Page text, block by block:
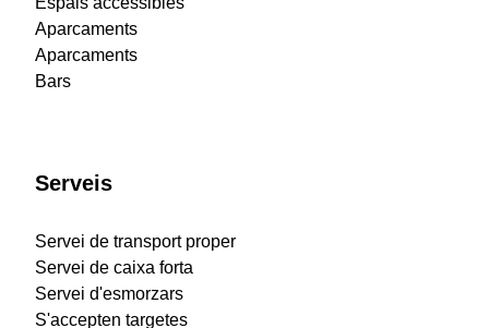
Aparcaments
Aparcaments
Bars
Serveis
Servei de transport proper
Servei de caixa forta
Servei d'esmorzars
S'accepten targetes